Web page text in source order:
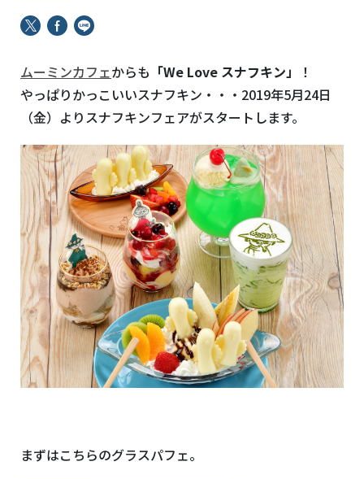
ムーミンカフェからも 「We Love スナフキン」
！
やっぱりかっこいいスナフキン・・・2019年5月24日
（金）よりスナフキンフェアがスタートします。
まずはこちらのグラスパフェ。